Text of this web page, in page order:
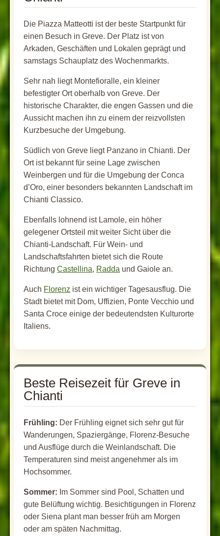
Die Piazza Matteotti ist der beste Startpunkt für
einen Besuch in Greve. Der Platz ist von
Arkaden, Geschäften und Lokalen geprägt und
samstags Schauplatz des Wochenmarkts.
Sehr nah liegt Montefioralle, ein kleiner
befestigter Ort oberhalb von Greve. Der
historische Charakter, die engen Gassen und die
Aussicht machen ihn zu einem der reizvollsten
Kurzbesuche der Umgebung.
Südlich von Greve liegt Panzano in Chianti. Der
Ort ist bekannt für seine Lage zwischen
Weinbergen und für die Umgebung der Conca
d’Oro, einer besonders bekannten Landschaft im
Chianti Classico.
Ebenfalls lohnend ist Lamole, ein höher
gelegener Ortsteil mit weiter Sicht über die
Chianti-Landschaft. Für Wein- und
Landschaftsfahrten bietet sich die Route
RichtungCastellina, Radda und Gaiole an.
Auch Florenz ist ein wichtiger Tagesausflug. Die
Stadt bietet mit Dom, Uffizien, Ponte Vecchio und
Santa Croce einige der bedeutendsten Kulturorte
Italiens.
Beste Reisezeit für Greve in
Chianti
Frühling: Der Frühling eignet sich sehr gut für
Wanderungen, Spaziergänge, Florenz-Besuche
und Ausflüge durch die Weinlandschaft. Die
Temperaturen sind meist angenehmer als im
Hochsommer.
Sommer: Im Sommer sind Pool, Schatten und
gute Belüftung wichtig. Besichtigungen in Florenz
oder Siena plant man besser früh am Morgen
oder am späten Nachmittag.